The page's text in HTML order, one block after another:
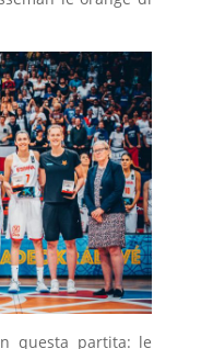
questa partita: le